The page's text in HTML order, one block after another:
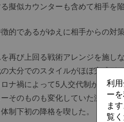
擬似カウンターも含めて相手を
的であるがゆえに相手からの対策
再び上回る戦術アレンジを施し
大分でのスタイルがほぼ完成形
ナ禍によって5人交代制が導入
そのものも変化していた激動の
制下初の降格を喫した。
利
ー
ま
覧く